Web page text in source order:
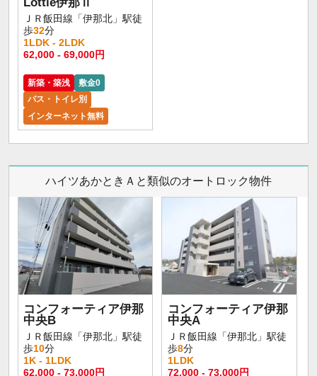
ＪＲ飯田線「伊那北」駅徒
歩32分
1LDK - 2LDK
62,000 - 69,000円
新築・築浅
敷金0
バス・トイレ別
インターネット無料
ハイツあかときＡと類似のオートロック物件
コンフォーティア伊那
中央B
ＪＲ飯田線「伊那北」駅徒
歩10分
1K - 1LDK
62,000 - 73,000円
コンフォーティア伊那
中央A
ＪＲ飯田線「伊那北」駅徒
歩8分
1LDK
72,000 - 73,000円